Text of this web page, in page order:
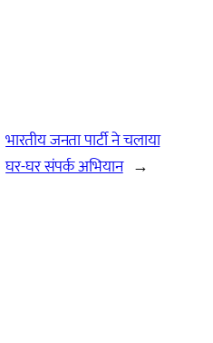
भारतीय जनता पार्टी ने चलाया
घर-घर संपर्क अभियान →